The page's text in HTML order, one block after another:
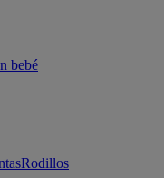
bebé
Rodillos